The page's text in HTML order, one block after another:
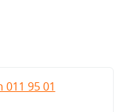
011 95 01